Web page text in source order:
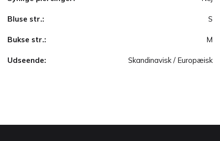
Bluse str.: S
Bukse str.: M
Udseende: Skandinavisk / Europæisk